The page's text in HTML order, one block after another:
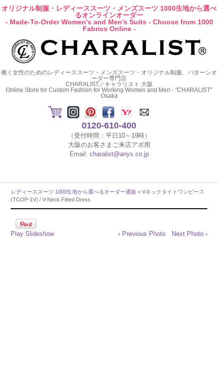
オリジナル制服・レディーススーツ・メンズスーツ 1000生地から選べ
るオンラインオーダー
- Made-To-Order Women's and Men's Suits - Choose from 1000
Fabrics Online -
働く女性のためのレディーススーツ・メンズスーツ・オリジナル制服、パターンオ
ーダー専門店
CHARALIST／キャラリスト 大阪
Online Store for Custom Fashion for Working Women and Men - "CHARALIST"
Osaka
0120-610-400
（受付時間：平日10～19時）
大阪のお客さまご来店アポ用
Email: charalist@anys.co.jp
レディーススーツ 1000生地から選べるオーダー通販 > Vネックタイトワンピース
(TCOP-1V) / V-Neck Fitted Dress
Play Slideshow ‹ Previous Photo Next Photo ›